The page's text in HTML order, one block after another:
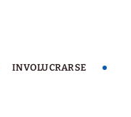
INVOLUCRARSE